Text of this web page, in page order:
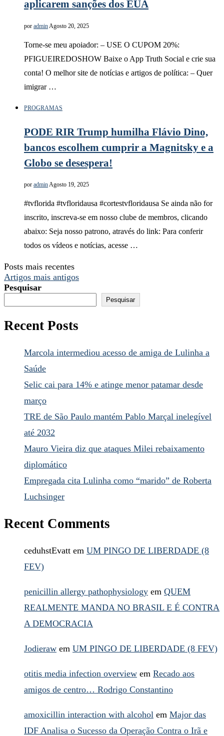
aplicarem sanções dos EUA
por admin Agosto 20, 2025
Torne-se meu apoiador: – USE O CUPOM 20%:
PFIGUEIREDOSHOW Baixe o App Truth Social e crie sua
conta! O melhor site de notícias e artigos de política: – Quer
imigrar …
PROGRAMAS
PODE RIR Trump humilha Flávio Dino,
bancos escolhem cumprir a Magnitsky e a
Globo se desespera!
por adminAgosto 19, 2025
#tvflorida #tvfloridausa #cortestvfloridausa Se ainda não for
inscrito, inscreva-se em nosso clube de membros, clicando
abaixo: Seja nosso patrono, através do link: Para conferir
todos os vídeos e notícias, acesse …
Posts mais recentes
Artigos mais antigos
Pesquisar
Pesquisar
Recent Posts
Marcola intermediou acesso de amiga de Lulinha a
Saúde
Selic cai para 14% e atinge menor patamar desde
março
TRE de São Paulo mantém Pablo Marçal inelegível
até 2032
Mauro Vieira diz que ataques Milei rebaixamento
diplomático
Empregada cita Lulinha como “marido” de Roberta
Luchsinger
Recent Comments
ceduhstEvatt em UM PINGO DE LIBERDADE (8
FEV)
penicillin allergy pathophysiology em QUEM
REALMENTE MANDA NO BRASIL E É CONTRA
A DEMOCRACIA
Jodieraw em UM PINGO DE LIBERDADE (8 FEV)
otitis media infection overview em Recado aos
amigos de centro… Rodrigo Constantino
amoxicillin interaction with alcohol em Major das
IDF Analisa o Sucesso da Operação Contra o Irã e